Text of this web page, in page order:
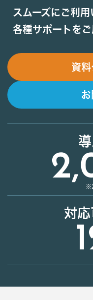
スムーズにご利用
各種サポートを
資
対